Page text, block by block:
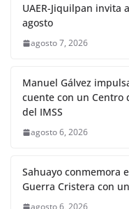
UAER-Jiquilpan
agosto
agosto 7, 2026
Manuel Gálvez
cuente con un Centro
del IMSS
agosto 6, 2026
Sahuayo conmemora
Guerra Cristera con
agosto 6, 2026